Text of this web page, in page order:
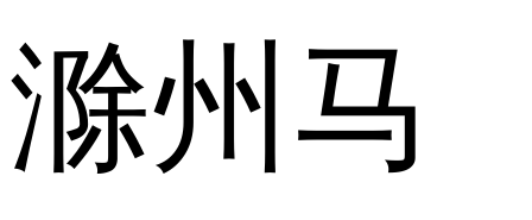
滁州 马